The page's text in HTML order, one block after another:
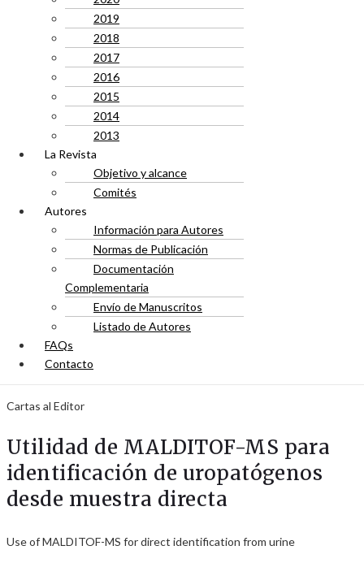
2019
2018
2017
2016
2015
2014
2013
La Revista
Objetivo y alcance
Comités
Autores
Información para Autores
Normas de Publicación
Documentación
Complementaria
Envío de Manuscritos
Listado de Autores
FAQs
Contacto
Cartas al Editor
Utilidad de MALDITOF-MS para
identificación de uropatógenos
desde muestra directa
Use of MALDITOF-MS for direct identification from urine